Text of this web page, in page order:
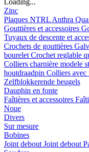
Loading...
Zinc
Plaques NTRL Anthra
Gouttières et accessoires
Tuyaux de descente et
Crochets de gouttières
bourelet Crochet reglable
Colliers charnière modele
houtdraadpin Colliers avec
Zelfblokkerende beugels
Dauphin en fonte
Faîtières et accessoires
Noue
Divers
Sur mesure
Bobines
Joint debout Joint debout